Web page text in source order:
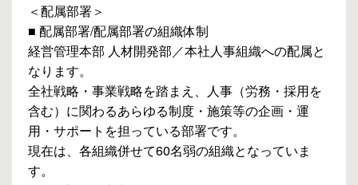
＜配属部署＞
■ 配属部署/配属部署の組織体制
経営管理本部 人材開発部／本社人事組織への配属と
なります。
全社戦略・事業戦略を踏まえ、人事（労務・採用を
含む）に関わるあらゆる制度・施策等の企画・運
用・サポートを担っている部署です。
現在は、各組織併せて60名弱の組織となっていま
す。